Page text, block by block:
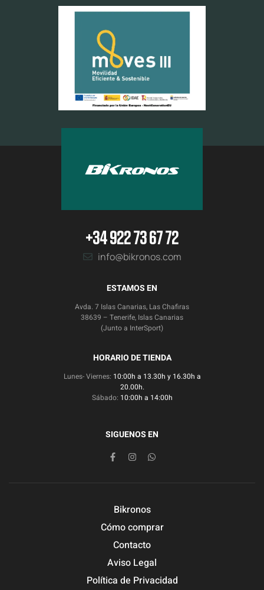
+34 922 73 67 72
info@bikronos.com
ESTAMOS EN
Avda. 7 Islas Canarias, Las Chafiras
38639 – Tenerife, Islas Canarias
(Junto a InterSport)
HORARIO DE TIENDA
Lunes- Viernes: 10:00h a 13.30h y 16.30h a
20.00h.
Sábado: 10:00h a 14:00h
SIGUENOS EN
Bikronos
Cómo comprar
Contacto
Aviso Legal
Política de Privacidad